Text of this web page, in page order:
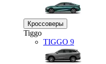
Кроссоверы
Tiggo
TIGGO 9